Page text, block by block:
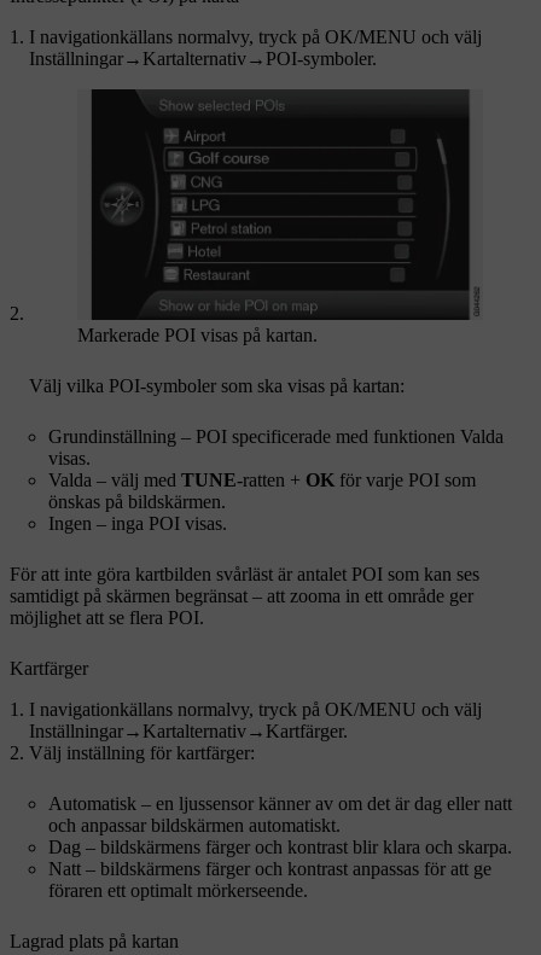
I navigationkällans normalvy, tryck på OK/MENU och välj
Inställningar→ Kartalternativ→ POI-symboler.
Markerade POI visas på kartan.
Välj vilka POI-symboler som ska visas på kartan:
Grundinställning – POI specificerade med funktionen Valda
visas.
Valda – välj med TUNE-ratten + OK för varje POI som
önskas på bildskärmen.
Ingen – inga POI visas.
För att inte göra kartbilden svårläst är antalet POI som kan ses
samtidigt på skärmen begränsat – att zooma in ett område ger
möjlighet att se flera POI.
Kartfärger
I navigationkällans normalvy, tryck på OK/MENU och välj
Inställningar→ Kartalternativ→ Kartfärger.
Välj inställning för kartfärger:
Automatisk – en ljussensor känner av om det är dag eller natt
och anpassar bildskärmen automatiskt.
Dag – bildskärmens färger och kontrast blir klara och skarpa.
Natt – bildskärmens färger och kontrast anpassas för att ge
föraren ett optimalt mörkerseende.
Lagrad plats på kartan